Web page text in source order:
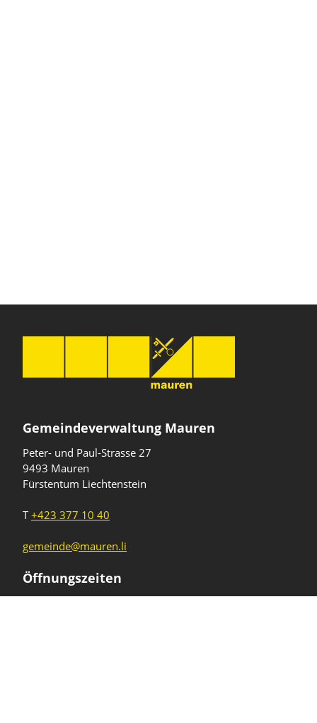
Gemeindeverwaltung Mauren
Peter- und Paul-Strasse 27
9493 Mauren
Fürstentum Liechtenstein
T+423 377 10 40
gemeinde@mauren.li
Öffnungszeiten
WochentageUhrzeiten